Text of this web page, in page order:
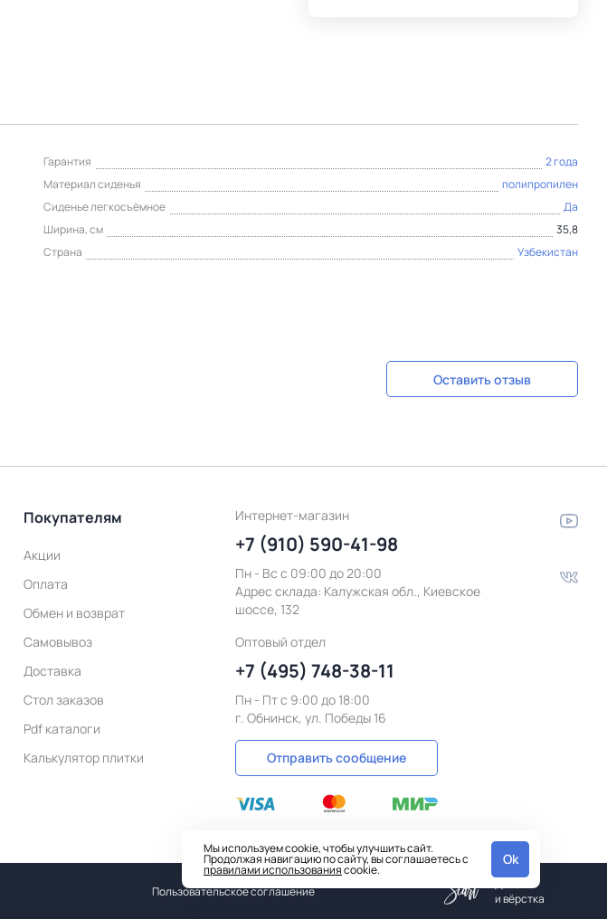
Гарантия
2 года
Материал сиденья
полипропилен
Сиденье легкосъёмное
Да
Ширина, см
35,8
Страна
Узбекистан
Оставить отзыв
Покупателям
Акции
Оплата
Обмен и возврат
Самовывоз
Доставка
Стол заказов
Pdf каталоги
Калькулятор плитки
Интернет-магазин
+7 (910) 590-41-98
Пн - Вс с 09:00 до 20:00
Адрес склада: Калужская обл., Киевское
шоссе, 132
Оптовый отдел
+7 (495) 748-38-11
Пн - Пт c 9:00 до 18:00
г. Обнинск, ул. Победы 16
Отправить сообщение
Пользовательское соглашение
и вёрстка
Мы используем cookie, чтобы улучшить сайт.
Продолжая навигацию по сайту, вы соглашаетесь с
правилами использованияcookie.
Ok